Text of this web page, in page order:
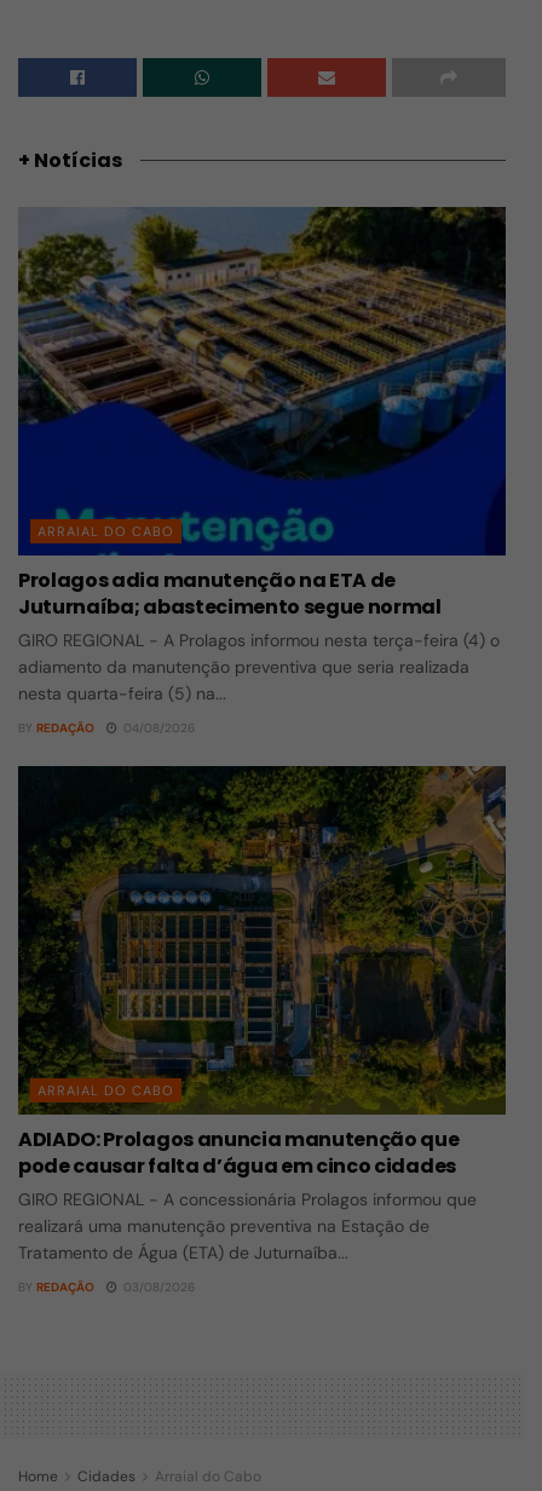
+ Notícias
ARRAIAL DO CABO
Prolagos adia manutenção na ETA de
Juturnaíba; abastecimento segue normal
GIRO REGIONAL - A Prolagos informou nesta terça-feira (4) o
adiamento da manutenção preventiva que seria realizada
nesta quarta-feira (5) na...
BY REDAÇÃO 04/08/2026
ARRAIAL DO CABO
ADIADO: Prolagos anuncia manutenção que
pode causar falta d’água em cinco cidades
GIRO REGIONAL - A concessionária Prolagos informou que
realizará uma manutenção preventiva na Estação de
Tratamento de Água (ETA) de Juturnaíba...
BY REDAÇÃO 03/08/2026
Home Cidades Arraial do Cabo